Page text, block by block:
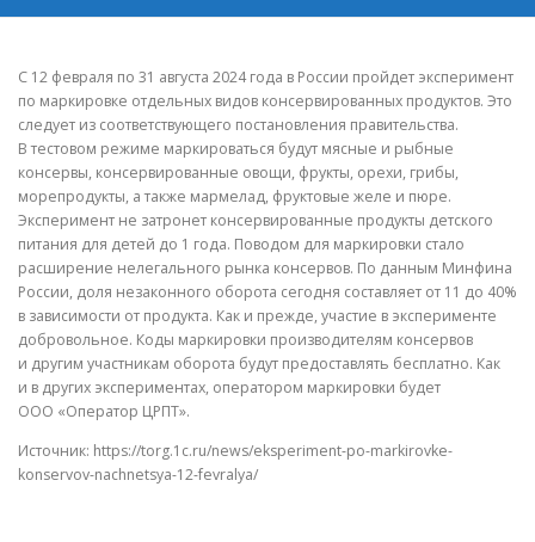
С 12 февраля по 31 августа 2024 года в России пройдет эксперимент
по маркировке отдельных видов консервированных продуктов. Это
следует из соответствующего постановления правительства.
В тестовом режиме маркироваться будут мясные и рыбные
консервы, консервированные овощи, фрукты, орехи, грибы,
морепродукты, а также мармелад, фруктовые желе и пюре.
Эксперимент не затронет консервированные продукты детского
питания для детей до 1 года. Поводом для маркировки стало
расширение нелегального рынка консервов. По данным Минфина
России, доля незаконного оборота сегодня составляет от 11 до 40%
в зависимости от продукта. Как и прежде, участие в эксперименте
добровольное. Коды маркировки производителям консервов
и другим участникам оборота будут предоставлять бесплатно. Как
и в других экспериментах, оператором маркировки будет
ООО «Оператор ЦРПТ».
Источник: https://torg.1c.ru/news/eksperiment-po-markirovke-
konservov-nachnetsya-12-fevralya/